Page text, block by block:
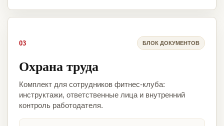
03 БЛОК ДОКУМЕНТОВ
Охрана труда
Комплект для сотрудников фитнес-клуба:
инструктажи, ответственные лица и внутренний
контроль работодателя.